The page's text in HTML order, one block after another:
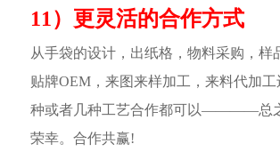
11）更灵活的合作方式
从手袋的设计，出纸格，物料采购，样
贴牌OEM，来图来样加工，来料代加
种或者几种工艺合作都可以————总
荣幸。合作共赢!